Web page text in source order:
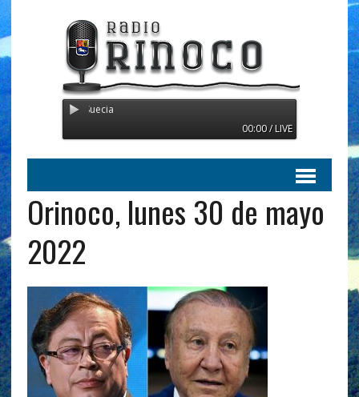
Radio Orinoco -
00:00 / LIVE
Orinoco, lunes 30 de mayo
2022